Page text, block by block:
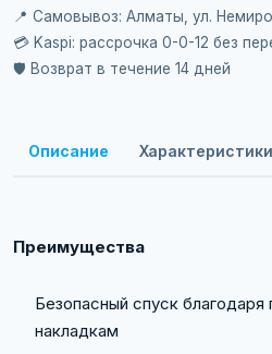
📍 Самовывоз: Алматы, ул.
💳 Kaspi: рассрочка 0-0-12 без
🛡️ Возврат в течение 14 дней
Описание Характеристики
Преимущества
Безопасный спуск
накладкам